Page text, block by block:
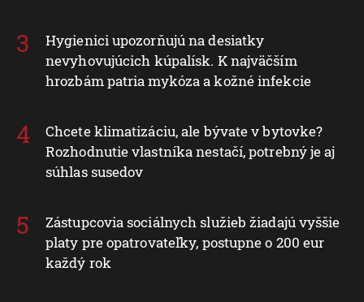
Hygienici upozorňujú na desiatky
nevyhovujúcich kúpalísk. K najväčším
hrozbám patria mykóza a kožné infekcie
Chcete klimatizáciu, ale bývate v bytovke?
Rozhodnutie vlastníka nestačí, potrebný je aj
súhlas susedov
Zástupcovia sociálnych služieb žiadajú vyššie
platy pre opatrovateľky, postupne o 200 eur
každý rok